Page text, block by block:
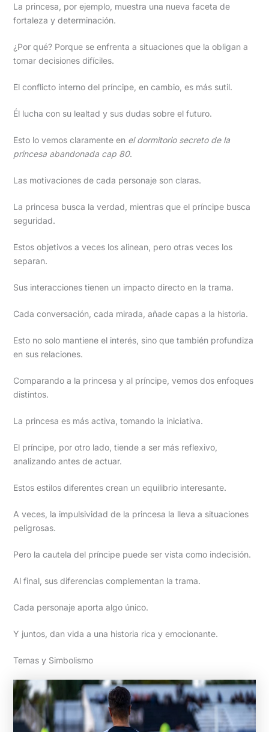
La princesa, por ejemplo, muestra una nueva faceta de
fortaleza y determinación.
¿Por qué? Porque se enfrenta a situaciones que la obligan a
tomar decisiones difíciles.
El conflicto interno del príncipe, en cambio, es más sutil.
Él lucha con su lealtad y sus dudas sobre el futuro.
Esto lo vemos claramente en el dormitorio secreto de la
princesa abandonada cap 80.
Las motivaciones de cada personaje son claras.
La princesa busca la verdad, mientras que el príncipe busca
seguridad.
Estos objetivos a veces los alinean, pero otras veces los
separan.
Sus interacciones tienen un impacto directo en la trama.
Cada conversación, cada mirada, añade capas a la historia.
Esto no solo mantiene el interés, sino que también profundiza
en sus relaciones.
Comparando a la princesa y al príncipe, vemos dos enfoques
distintos.
La princesa es más activa, tomando la iniciativa.
El príncipe, por otro lado, tiende a ser más reflexivo,
analizando antes de actuar.
Estos estilos diferentes crean un equilibrio interesante.
A veces, la impulsividad de la princesa la lleva a situaciones
peligrosas.
Pero la cautela del príncipe puede ser vista como indecisión.
Al final, sus diferencias complementan la trama.
Cada personaje aporta algo único.
Y juntos, dan vida a una historia rica y emocionante.
Temas y Simbolismo